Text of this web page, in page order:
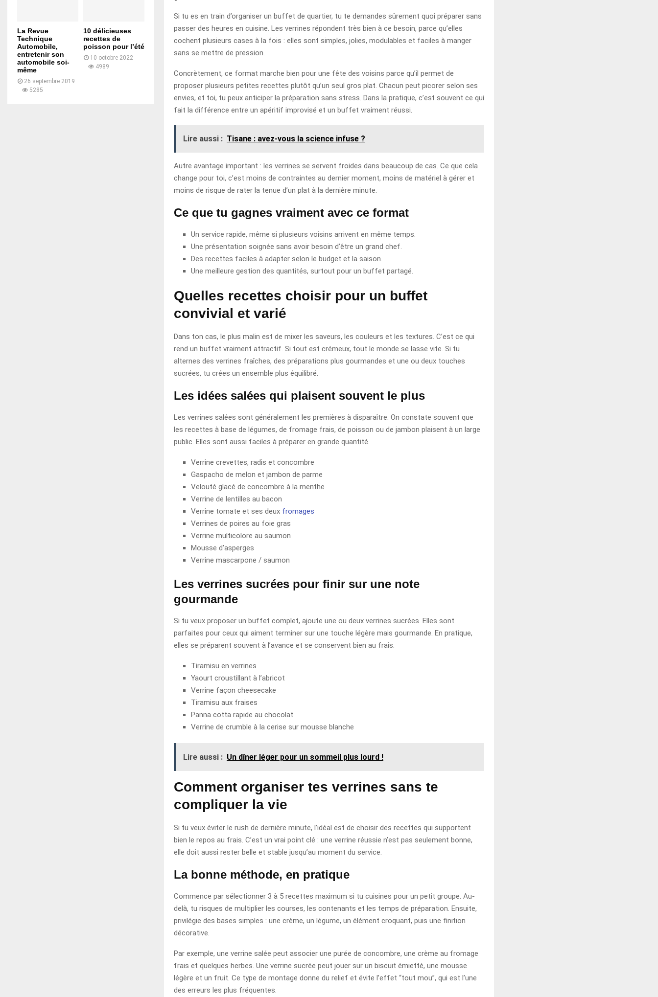
Si tu es en train d’organiser un buffet de quartier, tu te demandes sûrement quoi préparer sans
passer des heures en cuisine. Les verrines répondent très bien à ce besoin, parce qu’elles
cochent plusieurs cases à la fois : elles sont simples, jolies, modulables et faciles à manger
sans se mettre de pression.
Concrètement, ce format marche bien pour une fête des voisins parce qu’il permet de
proposer plusieurs petites recettes plutôt qu’un seul gros plat. Chacun peut picorer selon ses
envies, et toi, tu peux anticiper la préparation sans stress. Dans la pratique, c’est souvent ce qui
fait la différence entre un apéritif improvisé et un buffet vraiment réussi.
Lire aussi : Tisane : avez-vous la science infuse ?
Autre avantage important : les verrines se servent froides dans beaucoup de cas. Ce que cela
change pour toi, c’est moins de contraintes au dernier moment, moins de matériel à gérer et
moins de risque de rater la tenue d’un plat à la dernière minute.
Ce que tu gagnes vraiment avec ce format
Un service rapide, même si plusieurs voisins arrivent en même temps.
Une présentation soignée sans avoir besoin d’être un grand chef.
Des recettes faciles à adapter selon le budget et la saison.
Une meilleure gestion des quantités, surtout pour un buffet partagé.
Quelles recettes choisir pour un buffet
convivial et varié
Dans ton cas, le plus malin est de mixer les saveurs, les couleurs et les textures. C’est ce qui
rend un buffet vraiment attractif. Si tout est crémeux, tout le monde se lasse vite. Si tu
alternes des verrines fraîches, des préparations plus gourmandes et une ou deux touches
sucrées, tu crées un ensemble plus équilibré.
Les idées salées qui plaisent souvent le plus
Les verrines salées sont généralement les premières à disparaître. On constate souvent que
les recettes à base de légumes, de fromage frais, de poisson ou de jambon plaisent à un large
public. Elles sont aussi faciles à préparer en grande quantité.
Verrine crevettes, radis et concombre
Gaspacho de melon et jambon de parme
Velouté glacé de concombre à la menthe
Verrine de lentilles au bacon
Verrine tomate et ses deux fromages
Verrines de poires au foie gras
Verrine multicolore au saumon
Mousse d’asperges
Verrine mascarpone / saumon
Les verrines sucrées pour finir sur une note
gourmande
Si tu veux proposer un buffet complet, ajoute une ou deux verrines sucrées. Elles sont
parfaites pour ceux qui aiment terminer sur une touche légère mais gourmande. En pratique,
elles se préparent souvent à l’avance et se conservent bien au frais.
Tiramisu en verrines
Yaourt croustillant à l’abricot
Verrine façon cheesecake
Tiramisu aux fraises
Panna cotta rapide au chocolat
Verrine de crumble à la cerise sur mousse blanche
Lire aussi : Un dîner léger pour un sommeil plus lourd !
Comment organiser tes verrines sans te
compliquer la vie
Si tu veux éviter le rush de dernière minute, l’idéal est de choisir des recettes qui supportent
bien le repos au frais. C’est un vrai point clé : une verrine réussie n’est pas seulement bonne,
elle doit aussi rester belle et stable jusqu’au moment du service.
La bonne méthode, en pratique
Commence par sélectionner 3 à 5 recettes maximum si tu cuisines pour un petit groupe. Au-
delà, tu risques de multiplier les courses, les contenants et les temps de préparation. Ensuite,
privilégie des bases simples : une crème, un légume, un élément croquant, puis une finition
décorative.
Par exemple, une verrine salée peut associer une purée de concombre, une crème au fromage
frais et quelques herbes. Une verrine sucrée peut jouer sur un biscuit émietté, une mousse
légère et un fruit. Ce type de montage donne du relief et évite l’effet “tout mou”, qui est l’une
des erreurs les plus fréquentes.
La Revue
Technique
Automobile,
entretenir son
automobile soi-
même
26 septembre 2019
5285
10 délicieuses
recettes de
poisson pour l’été
10 octobre 2022
4989